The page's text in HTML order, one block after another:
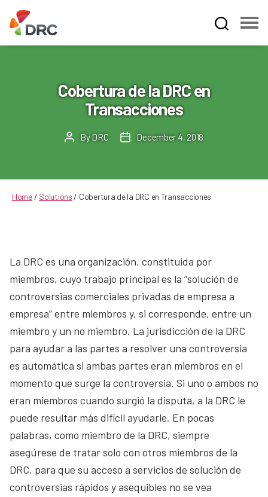
Dispute
Resolution
Corporation
Cobertura de la DRC en
Transacciones
PostBy DRC
PostDecember 4, 2018
Home/ Solutions / Cobertura de la DRC en Transacciones
La DRC es una organización, constituida por
miembros, cuyo trabajo principal es la “solución de
controversias comerciales privadas de empresa a
empresa” entre miembros y, si corresponde, entre un
miembro y un no miembro. La jurisdicción de la DRC
para ayudar a las partes a resolver una controversia
es automática si ambas partes eran miembros en el
momento que surge la controversia. Si uno o ambos no
eran miembros cuando surgió la disputa, a la DRC le
puede resultar más difícil ayudarle. En pocas
palabras, como miembro de la DRC, siempre
asegúrese de tratar solo con otros miembros de la
DRC, para que su acceso a servicios de solución de
controversias rápidos y asequibles no se vea